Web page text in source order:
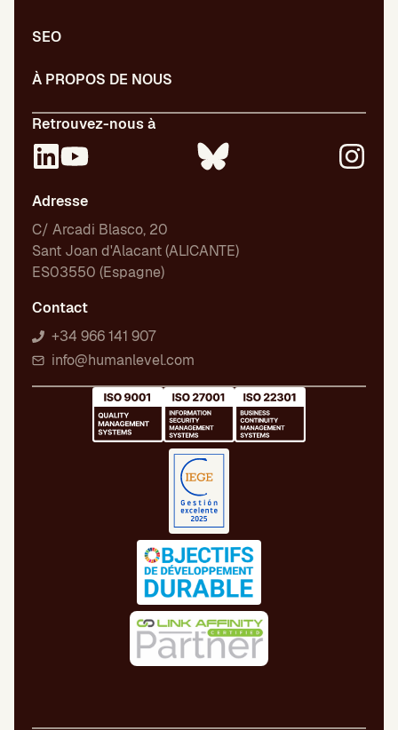
SEO
À PROPOS DE NOUS
Retrouvez-nous à
Adresse
C/ Arcadi Blasco, 20
Sant Joan d'Alacant (ALICANTE)
ES03550 (Espagne)
Contact
+34 966 141 907
info@humanlevel.com